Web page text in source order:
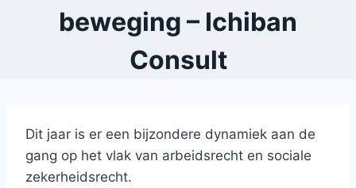
beweging – Ichiban
Consult
Dit jaar is er een bijzondere dynamiek aan de
gang op het vlak van arbeidsrecht en sociale
zekerheidsrecht.